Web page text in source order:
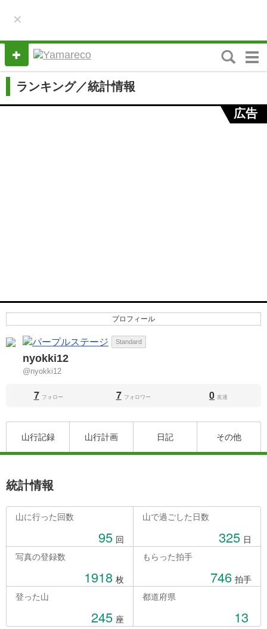
×
M
e
ランキング／統計情報
広告
プロフィール
Standard
nyokki12
@nyokki12
7 フォロー 7 フォロワー 0 友達
山行記録 山行計画 日記 その他
統計情報
山に行った回数
95 回
山で過ごした日数
325 日
写真の登録数
1918 枚
もらった拍手
746 拍手
登った山
245 座
都道府県
13